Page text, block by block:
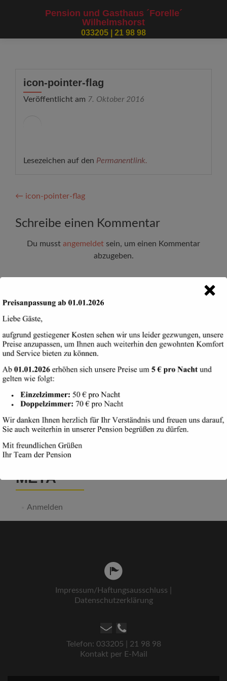
Cookie-Zustimmung verwalten
Zustimmung. Funktionale Cookies sind technisch erforderlich zur Nutzung
von Basisfunktionen dieser Website. Bitte passen Sie Ihre Auswahl an und
bestätigen Sie diese.
ABLEHNEN
EINSTELLUNGEN ANZEIGEN
Cookie-Richtlinie
Pension und Gasthaus ´Forelle´
Wilhelmshorst
033205 | 21 98 98
icon-pointer-flag
Veröffentlicht am 7. Oktober 2016
Lesezeichen auf den Permanentlink.
Artikel-
Navigation
← icon-pointer-flag
Schreibe einen Kommentar
Du musst angemeldet sein, um einen Kommentar
abzugeben.
Suchen
ARCHIVE
September 2016
Juli 2016
META
Anmelden
Impressum/Haftungsausschluss
Datenschutzerklärung
Telefon: 033205 | 21 98 98
Kontakt per E-Mail